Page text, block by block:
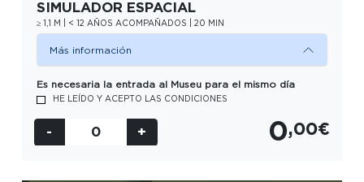
SIMULADOR ESPACIAL
≥ 1,1 M | < 12 AÑOS ACOMPAÑADOS | 20 MIN
Más información
Es necesaria la entrada al Museu para el mismo día
HE LEÍDO Y ACEPTO LAS CONDICIONES
- 0 + 0,00€
FECHA
SESIÓN
Selecciona sesión